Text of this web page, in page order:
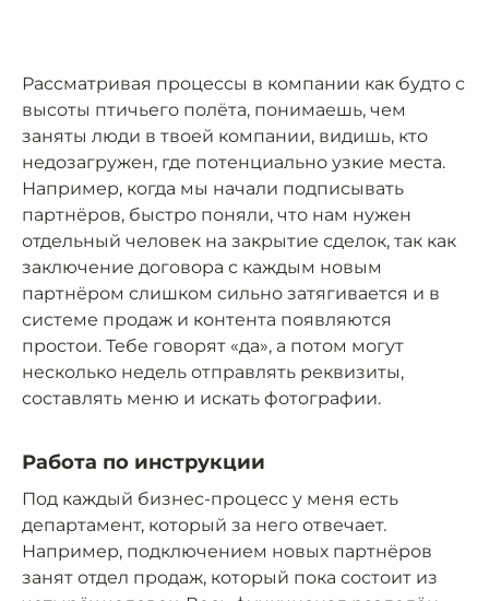
Рассматривая процессы в компании как будто с
высоты птичьего полёта, понимаешь, чем
заняты люди в твоей компании, видишь, кто
недозагружен, где потенциально узкие места.
Например, когда мы начали подписывать
партнёров, быстро поняли, что нам нужен
отдельный человек на закрытие сделок, так как
заключение договора с каждым новым
партнёром слишком сильно затягивается и в
системе продаж и контента появляются
простои. Тебе говорят «да», а потом могут
несколько недель отправлять реквизиты,
составлять меню и искать фотографии.
Работа по инструкции
Под каждый бизнес-процесс у меня есть
департамент, который за него отвечает.
Например, подключением новых партнёров
занят отдел продаж, который пока состоит из